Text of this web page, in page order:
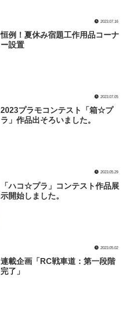
2023.07.16
恒例！夏休み宿題工作用品コーナ
ー設置
2023.07.05
2023プラモコンテスト「箱☆プ
ラ」作品出そろいました。
2023.05.29
「ハコ☆プラ」コンテスト作品展
示開始しました。
2023.05.02
連載企画「RC戦車道：第一段階
完了」